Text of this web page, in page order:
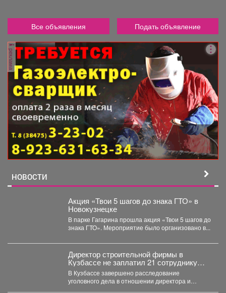
Все объявления Подать объявление
реклама
НОВОСТИ
Акция «Твои 5 шагов до знака ГТО» в
Новокузнецке
В парке Гагарина прошла акция «Твои 5 шагов до
знака ГТО». Мероприятие было организовано в...
Директор строительной фирмы в
Кузбассе не заплатил 21 сотруднику
деньги
В Кузбассе завершено расследование
уголовного дела в отношении директора и